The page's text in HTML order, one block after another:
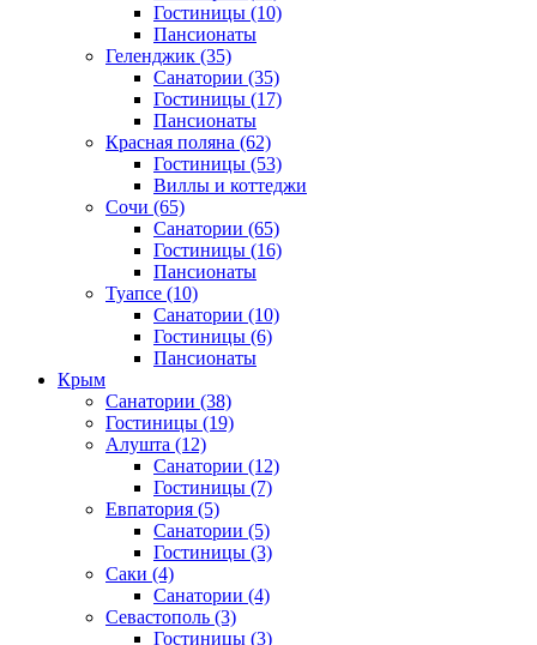
Гостиницы (10)
Пансионаты
Геленджик (35)
Санатории (35)
Гостиницы (17)
Пансионаты
Красная поляна (62)
Гостиницы (53)
Виллы и коттеджи
Сочи (65)
Санатории (65)
Гостиницы (16)
Пансионаты
Туапсе (10)
Санатории (10)
Гостиницы (6)
Пансионаты
Крым
Санатории (38)
Гостиницы (19)
Алушта (12)
Санатории (12)
Гостиницы (7)
Евпатория (5)
Санатории (5)
Гостиницы (3)
Саки (4)
Санатории (4)
Севастополь (3)
Гостиницы (3)